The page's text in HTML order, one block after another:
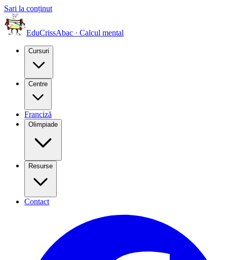
Sari la conținut
EduCrissAbac · Calcul mental
Cursuri
Centre
Franciză
Olimpiade
Resurse
Contact